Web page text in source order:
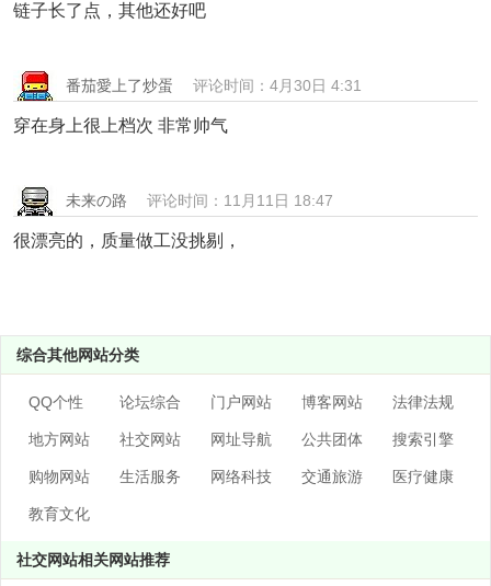
链子长了点，其他还好吧
番茄愛上了炒蛋 评论时间：4月30日 4:31
穿在身上很上档次 非常帅气
未来の路 评论时间：11月11日 18:47
很漂亮的，质量做工没挑剔，
综合其他网站分类
QQ个性 论坛综合 门户网站 博客网站 法律法规
地方网站 社交网站 网址导航 公共团体 搜索引擎
购物网站 生活服务 网络科技 交通旅游 医疗健康
教育文化
社交网站相关网站推荐